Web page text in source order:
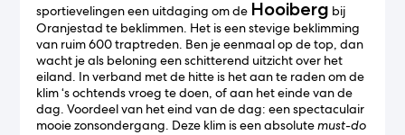
sportievelingen een uitdaging om de Hooiberg bij
Oranjestad te beklimmen. Het is een stevige beklimming
van ruim 600 traptreden. Ben je eenmaal op de top, dan
wacht je als beloning een schitterend uitzicht over het
eiland. In verband met de hitte is het aan te raden om de
klim ‘s ochtends vroeg te doen, of aan het einde van de
dag. Voordeel van het eind van de dag: een spectaculair
mooie zonsondergang. Deze klim is een absolutemust-do